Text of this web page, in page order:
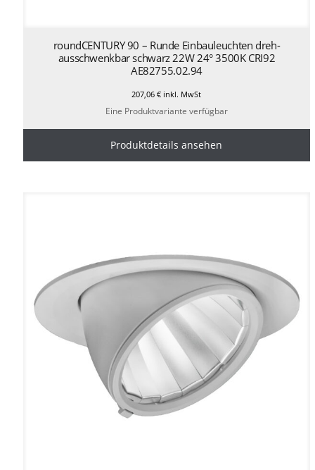
roundCENTURY 90 – Runde Einbauleuchten dreh-
ausschwenkbar schwarz 22W 24° 3500K CRI92
AE82755.02.94
207,06€ inkl. MwSt
Eine Produktvariante verfügbar
Produktdetails ansehen